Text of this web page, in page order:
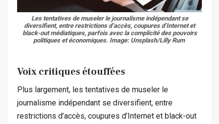
Les tentatives de museler le journalisme indépendant se
diversifient, entre restrictions d’accès, coupures d’Internet et
black-out médiatiques, parfois avec la complicité des pouvoirs
politiques et économiques. Image: Unsplash/Lilly Rum
Voix critiques étouffées
Plus largement, les tentatives de museler le
journalisme indépendant se diversifient, entre
restrictions d’accès, coupures d’Internet et black-out